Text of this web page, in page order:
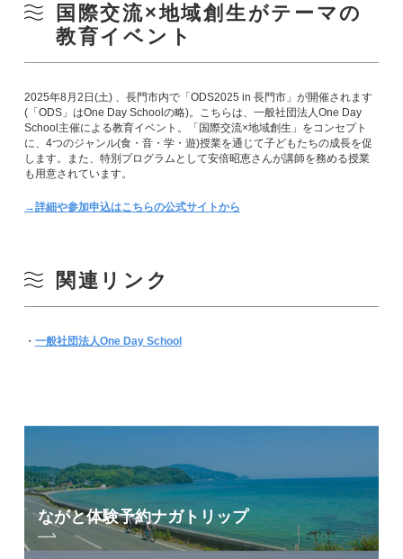
国際交流×地域創生がテーマの
教育イベント
2025年8月2日(土) 、長門市内で「ODS2025 in 長門市」が開催されます
(「ODS」はOne Day Schoolの略)。こちらは、一般社団法人One Day
School主催による教育イベント。「国際交流×地域創生」をコンセプト
に、4つのジャンル(食・音・学・遊)授業を通じて子どもたちの成長を促
します。また、特別プログラムとして安倍昭恵さんが講師を務める授業
も用意されています。
→詳細や参加申込はこちらの公式サイトから
関連リンク
・ 一般社団法人One Day School
ながと体験予約ナガトリップ